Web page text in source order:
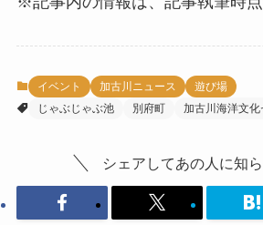
イベント 加古川ニュース
遊び場
じゃぶじゃぶ池
別府町 加古川海洋文化
シェアしてあの人に知